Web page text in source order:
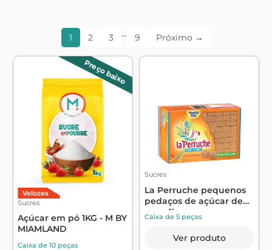
1 2 3 … 9 Próximo →
Preço baixo
Velozes
Sucres
Açúcar em pó 1KG - M BY
MIAMLAND
Caixa de 10 peças
Sucres
La Perruche pequenos
pedaços de açúcar de
cana 1kg - ...
Caixa de 5 peças
Ver produto